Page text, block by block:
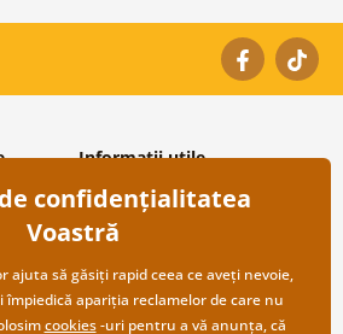
plată
Informații utile
Despre noi
Întrebări frecvente
Contacte
Cooperare angro
confidențialitatea
Voastră
ajuta să găsiți rapid ceea ce aveți nevoie,
împiedică apariția reclamelor de care nu
cookies-uri pentru a vă anunța, că